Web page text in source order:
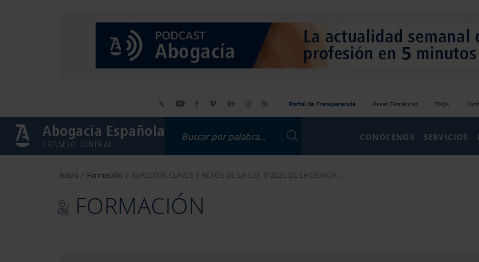
Portal de Transparencia Áreas Temáticas FAQs
Abogacía Española
CONSEJO GENERAL
CONÓCENOS SERVICIOS
Inicio Formación ASPECTOS CLAVES Y RETOS DE LA L.O. 1/2025 DE EFICIENCIA ...
FORMACIÓN